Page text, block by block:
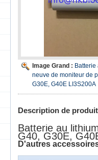
Image Grand :
neuve de moniteur de
G30E, G40E LI3S200A
Description de
Batterie au
G40, G30E,
D'autres